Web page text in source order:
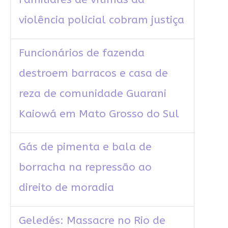
violência policial cobram justiça
Funcionários de fazenda
destroem barracos e casa de
reza de comunidade Guarani
Kaiowá em Mato Grosso do Sul
Gás de pimenta e bala de
borracha na repressão ao
direito de moradia
Geledés: Massacre no Rio de